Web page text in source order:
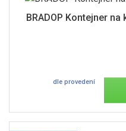
BRADOP Kontejner na
dle provedení